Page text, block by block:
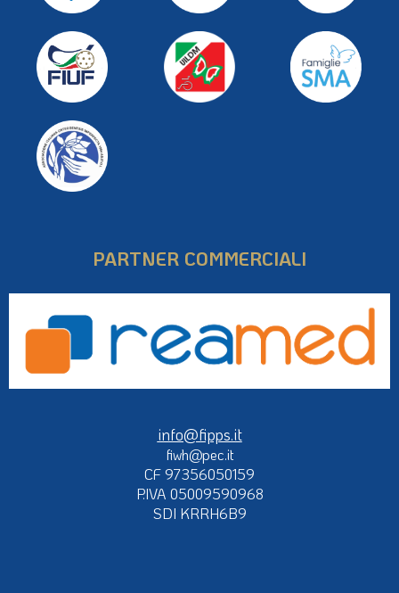
PARTNER COMMERCIALI
info@fipps.it
fiwh@pec.it
CF 97356050159
P.IVA 05009590968
SDI KRRH6B9